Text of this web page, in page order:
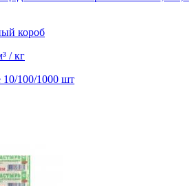
короб
/ кг
10/100/1000 шт